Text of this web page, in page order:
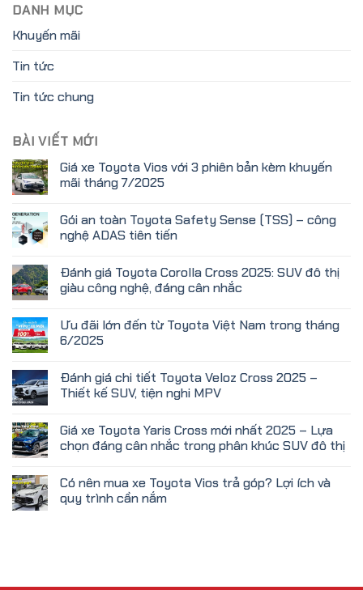
DANH MỤC
Khuyến mãi
Tin tức
Tin tức chung
BÀI VIẾT MỚI
Giá xe Toyota Vios với 3 phiên bản kèm khuyến
mãi tháng 7/2025
Gói an toàn Toyota Safety Sense (TSS) – công
nghệ ADAS tiên tiến
Đánh giá Toyota Corolla Cross 2025: SUV đô thị
giàu công nghệ, đáng cân nhắc
Ưu đãi lớn đến từ Toyota Việt Nam trong tháng
6/2025
Đánh giá chi tiết Toyota Veloz Cross 2025 –
Thiết kế SUV, tiện nghi MPV
Giá xe Toyota Yaris Cross mới nhất 2025 – Lựa
chọn đáng cân nhắc trong phân khúc SUV đô thị
Có nên mua xe Toyota Vios trả góp? Lợi ích và
quy trình cần nắm